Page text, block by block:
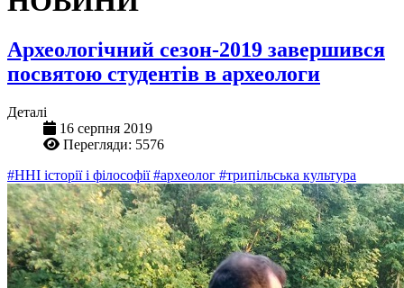
Археологічний сезон-2019 завершився
посвятою студентів в археологи
Деталі
16 серпня 2019
Перегляди: 5576
#ННІ історії і філософії#археолог #трипільська культура